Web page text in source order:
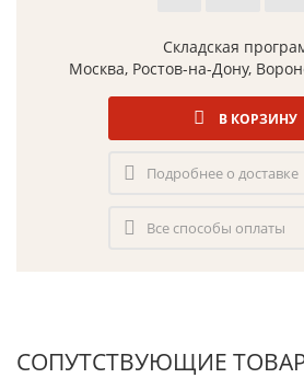
Складская
Москва, Ростов-на-Дону,
В КОРЗИНУ
Подробнее о доставке
Все способы оплаты
СОПУТСТВУЮЩИЕ